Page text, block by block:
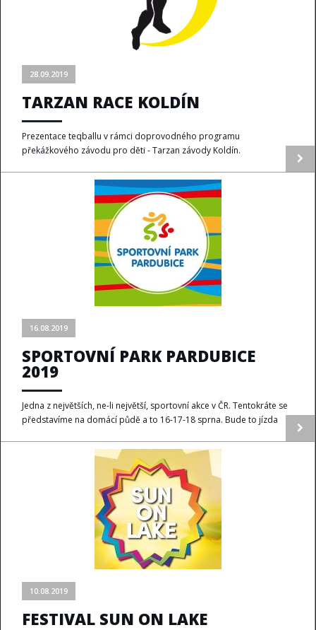
28.09.2019
TARZAN RACE KOLDÍN
Prezentace teqballu v rámci doprovodného programu
překážkového závodu pro děti - Tarzan závody Koldín.
16.08.2019
SPORTOVNÍ PARK PARDUBICE
2019
Jedna z největších, ne-li největší, sportovní akce v ČR. Tentokráte se
představíme na domácí půdě a to 16-17-18 sprna. Bude to jízda
10.08.2019
FESTIVAL SUN ON LAKE